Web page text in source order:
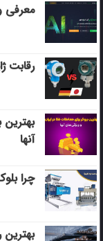
معرفی و
رقابت
بهترین
آنها
چرا
بهترین